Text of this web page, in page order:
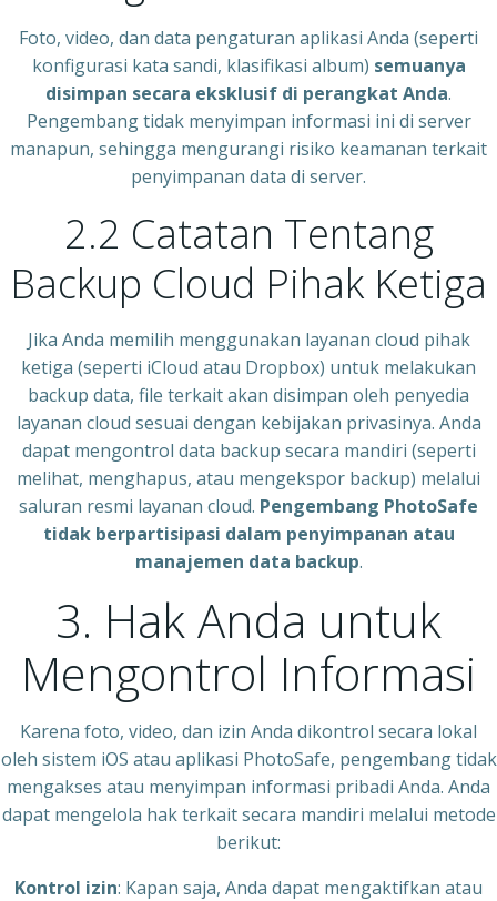
Foto, video, dan data pengaturan aplikasi Anda (seperti
konfigurasi kata sandi, klasifikasi album) semuanya
disimpan secara eksklusif di perangkat Anda.
Pengembang tidak menyimpan informasi ini di server
manapun, sehingga mengurangi risiko keamanan terkait
penyimpanan data di server.
2.2 Catatan Tentang
Backup Cloud Pihak Ketiga
Jika Anda memilih menggunakan layanan cloud pihak
ketiga (seperti iCloud atau Dropbox) untuk melakukan
backup data, file terkait akan disimpan oleh penyedia
layanan cloud sesuai dengan kebijakan privasinya. Anda
dapat mengontrol data backup secara mandiri (seperti
melihat, menghapus, atau mengekspor backup) melalui
saluran resmi layanan cloud. Pengembang PhotoSafe
tidak berpartisipasi dalam penyimpanan atau
manajemen data backup.
3. Hak Anda untuk
Mengontrol Informasi
Karena foto, video, dan izin Anda dikontrol secara lokal
oleh sistem iOS atau aplikasi PhotoSafe, pengembang tidak
mengakses atau menyimpan informasi pribadi Anda. Anda
dapat mengelola hak terkait secara mandiri melalui metode
berikut:
Kontrol izin: Kapan saja, Anda dapat mengaktifkan atau